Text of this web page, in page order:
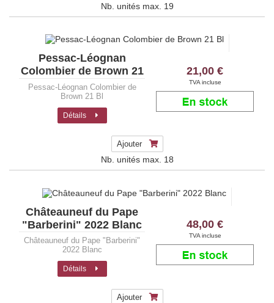
Nb. unités max. 19
Pessac-Léognan
Colombier de Brown 21
Bl
Pessac-Léognan Colombier de
Brown 21 Bl
Détails
21,00 €
TVA incluse
Ajouter
Nb. unités max. 18
Châteauneuf du Pape
"Barberini" 2022 Blanc
Châteauneuf du Pape "Barberini"
2022 Blanc
Détails
48,00 €
TVA incluse
Ajouter